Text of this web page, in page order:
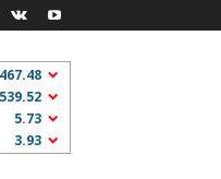
467.48
539.52
5.73
3.93